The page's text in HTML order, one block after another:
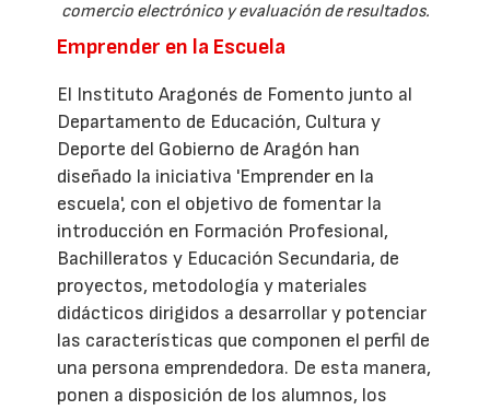
comercio electrónico y evaluación de resultados.
Emprender en la Escuela
El Instituto Aragonés de Fomento junto al
Departamento de Educación, Cultura y
Deporte del Gobierno de Aragón han
diseñado la iniciativa 'Emprender en la
escuela', con el objetivo de fomentar la
introducción en Formación Profesional,
Bachilleratos y Educación Secundaria, de
proyectos, metodología y materiales
didácticos dirigidos a desarrollar y potenciar
las características que componen el perfil de
una persona emprendedora. De esta manera,
ponen a disposición de los alumnos, los